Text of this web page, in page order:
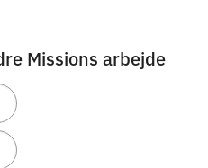
Missions arbejde